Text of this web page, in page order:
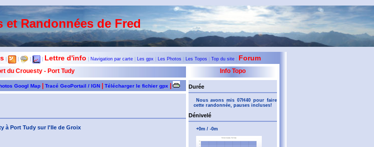
et Randonnées de Fred
| | | | Lettre d'info Navigation par carte| Les gpx| Les Photos| Les Topos Top du site| Forum
du Crouesty - Port Tudy
Googl Map| Tracé GeoPortail / IGN| Télécharger le fichier gpx|
à Port Tudy sur l'Ile de Groix
Info Topo
Durée
Nous avons mis 07H40 pour faire
cette randonnée, pauses incluses!
Dénivelé
+0m / -0m